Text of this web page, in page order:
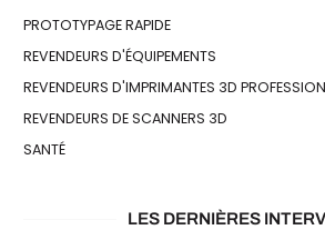
PROTOTYPAGE RAPIDE
REVENDEURS D'ÉQUIPEMENTS
REVENDEURS D'IMPRIMANTES 3D
REVENDEURS DE SCANNERS 3D
SANTÉ
LES DERNIÈRES